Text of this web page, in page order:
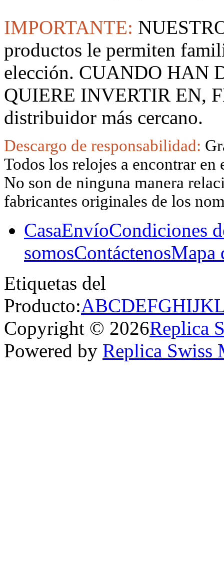
IMPORTANTE:
productos le permiten
elección. CUANDO HAN
QUIERE INVERTIR EN,
distribuidor más cercano.
Descargo de responsabilidad:
Todos los relojes a encontrar
No son de ninguna manera
fabricantes originales de los
CasaEnvíoCondiciones
somosContáctenosMapa
Etiquetas del
Producto:ABCDEFGHIJK
Copyright © 2026Replica
Powered by Replica Swiss